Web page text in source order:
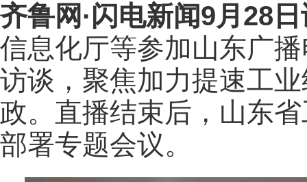
齐鲁网 ·闪电新闻9月28
信息化厅等参加山东广
访谈，聚焦加力提速工
政。直播结束后，山东
部署专题会议。